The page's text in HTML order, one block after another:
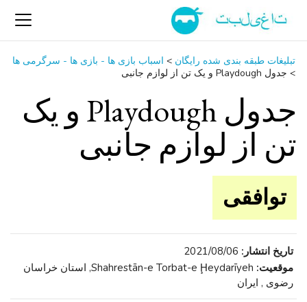
تبلیغات طبقه بندی شده رایگان > اسباب‌ بازی ها - بازی ها - سرگرمی ‌ها
> جدول Playdough و یک تن از لوازم جانبی
جدول Playdough و یک
تن از لوازم جانبی
توافقی
تاریخ انتشار: 2021/08/06
موقعیت:
Shahrestān-e Torbat-e Ḩeydarīyeh, استان خراسان
رضوی , ایران